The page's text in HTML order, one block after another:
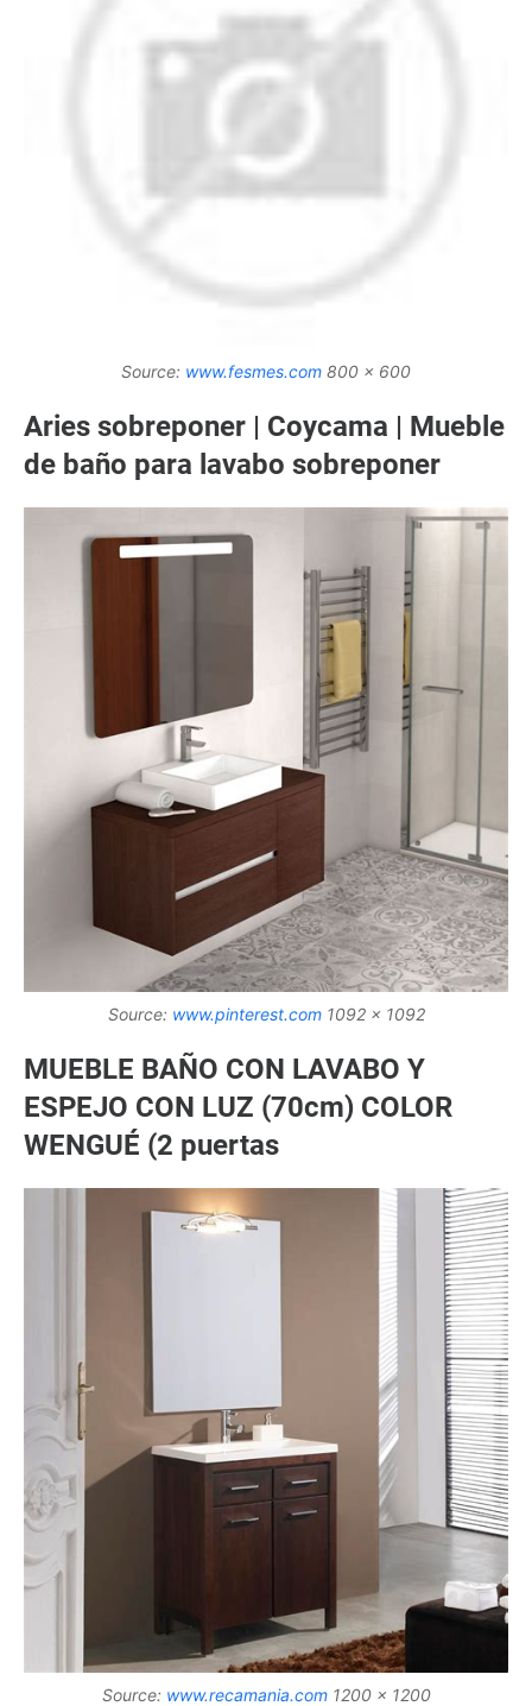
Source: www.fesmes.com 800 x 600
Aries sobreponer | Coycama | Mueble
de baño para lavabo sobreponer
Source: www.pinterest.com1092 x 1092
MUEBLE BAÑO CON LAVABO Y
ESPEJO CON LUZ (70cm) COLOR
WENGUÉ (2 puertas
Source: www.recamania.com1200 x 1200